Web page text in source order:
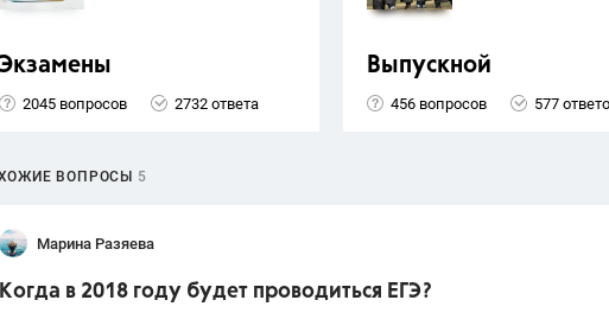
Экзамены
2045 вопросов 2732 ответа
Выпускной
456 вопросов 577
ВОПРОСЫ 5
Марина Разяева
Когда в 2018 году будет проводиться ЕГЭ?